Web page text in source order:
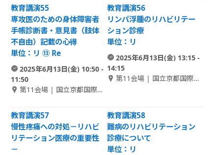
教育講演55
専攻医のための身体障害者
手帳診断書・意見書（肢体
不自由）記載の心得
単位：リ ⑬ Re
2025年6月13日(金) 10:50 -
11:50
第11会場 | 国立京都国際会
教育講演56
リンパ浮腫のリハビリテー
ション診療
単位：リ
2025年6月13日(金) 13:15 -
14:15
第11会場 | 国立京都国際会
教育講演57
慢性疼痛への対処－リハビ
リテーション医療の重要性
－
教育講演58
難病のリハビリテーション
診療について
単位：リ